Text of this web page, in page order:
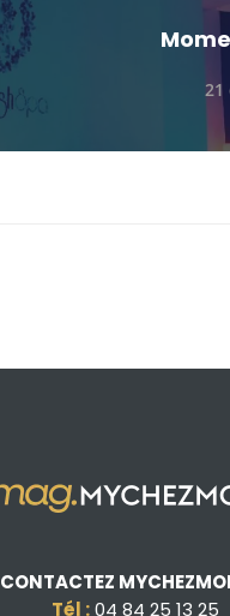
21
CONTACTEZ
Tél :04 84 25 13 25